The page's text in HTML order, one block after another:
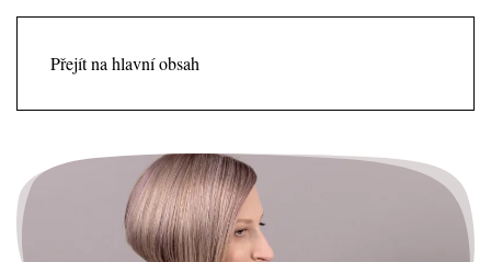
Přejít na hlavní obsah